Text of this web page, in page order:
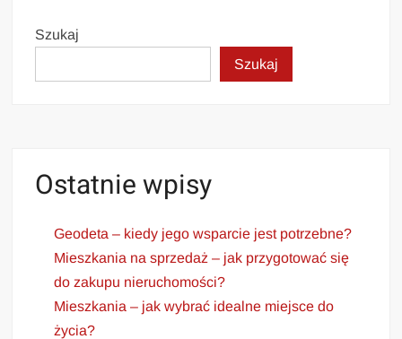
Szukaj
Szukaj
Ostatnie wpisy
Geodeta – kiedy jego wsparcie jest potrzebne?
Mieszkania na sprzedaż – jak przygotować się
do zakupu nieruchomości?
Mieszkania – jak wybrać idealne miejsce do
życia?